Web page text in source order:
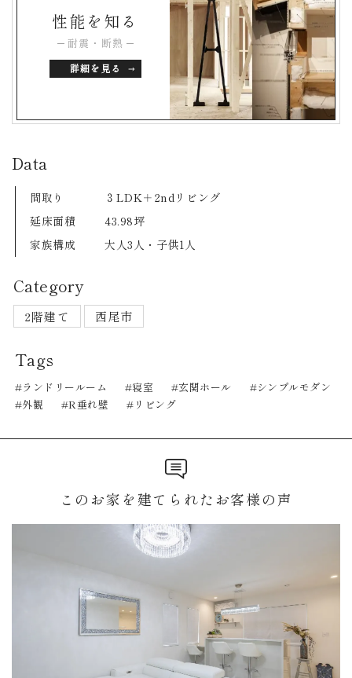
性能を知る
耐震・断熱
詳細を見る
Data
間取り
３LDK＋2ndリビング
延床面積
43.98坪
家族構成
大人3人・子供1人
Category
2階建て 西尾市
Tags
ランドリールーム 寝室 玄関ホール
シンプルモダン
外観
R垂れ壁 リビング
このお家を建てられたお客様の声